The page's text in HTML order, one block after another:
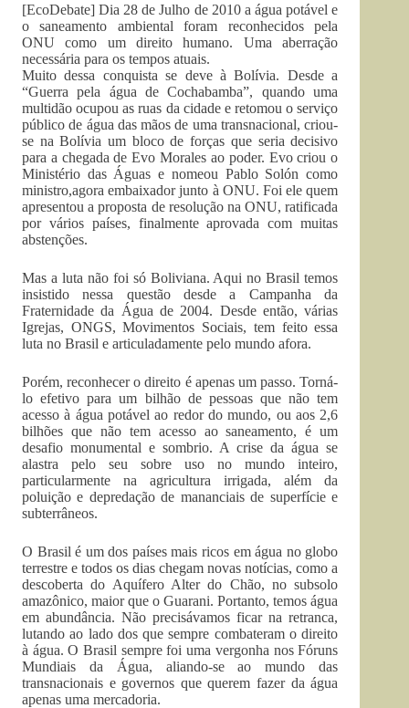
[EcoDebate] Dia 28 de Julho de 2010 a água potável e
o saneamento ambiental foram reconhecidos pela
ONU como um direito humano. Uma aberração
necessária para os tempos atuais.
Muito dessa conquista se deve à Bolívia. Desde a
“Guerra pela água de Cochabamba”, quando uma
multidão ocupou as ruas da cidade e retomou o serviço
público de água das mãos de uma transnacional, criou-
se na Bolívia um bloco de forças que seria decisivo
para a chegada de Evo Morales ao poder. Evo criou o
Ministério das Águas e nomeou Pablo Solón como
ministro,agora embaixador junto à ONU. Foi ele quem
apresentou a proposta de resolução na ONU, ratificada
por vários países, finalmente aprovada com muitas
abstenções.
Mas a luta não foi só Boliviana. Aqui no Brasil temos
insistido nessa questão desde a Campanha da
Fraternidade da Água de 2004. Desde então, várias
Igrejas, ONGS, Movimentos Sociais, tem feito essa
luta no Brasil e articuladamente pelo mundo afora.
Porém, reconhecer o direito é apenas um passo. Torná-
lo efetivo para um bilhão de pessoas que não tem
acesso à água potável ao redor do mundo, ou aos 2,6
bilhões que não tem acesso ao saneamento, é um
desafio monumental e sombrio. A crise da água se
alastra pelo seu sobre uso no mundo inteiro,
particularmente na agricultura irrigada, além da
poluição e depredação de mananciais de superfície e
subterrâneos.
O Brasil é um dos países mais ricos em água no globo
terrestre e todos os dias chegam novas notícias, como a
descoberta do Aquífero Alter do Chão, no subsolo
amazônico, maior que o Guarani. Portanto, temos água
em abundância. Não precisávamos ficar na retranca,
lutando ao lado dos que sempre combateram o direito
à água. O Brasil sempre foi uma vergonha nos Fóruns
Mundiais da Água, aliando-se ao mundo das
transnacionais e governos que querem fazer da água
apenas uma mercadoria.